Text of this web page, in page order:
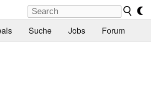
Suche Jobs Forum